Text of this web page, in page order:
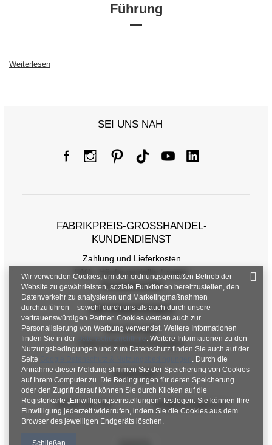
Führung
Weiterlesen
SEI UNS NAH
FABRIKPREIS-GROSSHANDEL-K
UNDENDIENST
Zahlung und Lieferkosten
FAQ - Häufig gestellte Fragen
Rückgabepolitik
INFORMATIONEN
Verordnungen
Datenschutzbestimmungen
KONTAKT
+48 601 547 740 hurt@factoryprice.eu
Wir verwenden Cookies, um den ordnungsgemäßen Betrieb der
Website zu gewährleisten, soziale Funktionen bereitzustellen, den
Datenverkehr zu analysieren und Marketingmaßnahmen
durchzuführen – sowohl durch uns als auch durch unsere
vertrauenswürdigen Partner. Cookies werden auch zur
Personalisierung von Werbung verwendet. Weitere Informationen
finden Sie in der
Datenschutzrichtlinie. Weitere Informationen zu den
Nutzungsbedingungen und zum Datenschutz finden Sie auch auf der
Seite
. Durch die
Annahme dieser Meldung stimmen Sie der Speicherung von Cookies
auf Ihrem Computer zu. Die Bedingungen für deren Speicherung
oder den Zugriff darauf können Sie durch Klicken auf die
Registerkarte „Einwilligungseinstellungen" festlegen. Sie können Ihre
Einwilligung jederzeit widerrufen, indem Sie die Cookies aus dem
Browser des jeweiligen Endgeräts löschen.
Schließen